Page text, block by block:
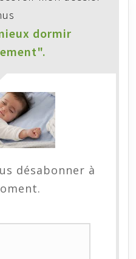
dormir
désabonner à